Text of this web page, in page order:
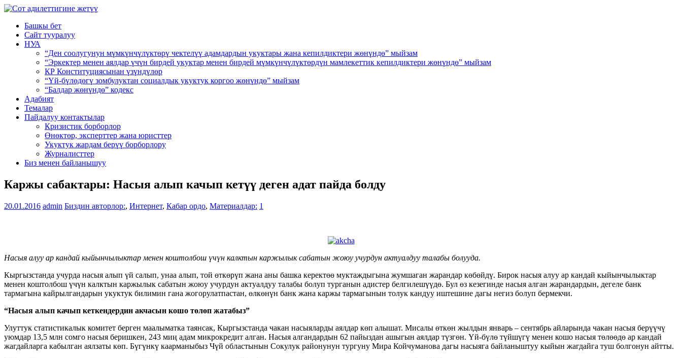
Башкы бет
Сайт тууралуу
НУА
“Ден соолугунун мүмкүнчүлүктөрү чектелүү адамдардын укуктары жана кепилдиктери жөнүндө” мыйзам
“Эркектер менен аялдар үчүн бирдей укуктар менен бирдей мүмкүнчүлүктөрдүн мамлекеттик кепилдиктери жөнүндө” мыйзам
КР Конституциясынан үзүндүлөр
“Үй-бүлөдөгү зомбулуктан социалдык укуктук коргоо жөнүндө” мыйзам
“Балдар жөнүндө” кодекс
Адабият
Темалар
Пайдалуу контактылар
Кризистик борборлор
Өнөктөр, эксперттер жана юристтер
Укуктук жардам берүү борборлору
Журналисттер
Биз менен байланышуу
Каржы сабактары: Насыя алып качып кетүү деген адат пайда болду
20.01.2016 admin Биздин авторлор:, Интернет, Кабар ордо, Материалдар: 1
Насыя алуу ар кандай кыйынчылыктар менен коштолбош үчүн калктын каржылык сабатын жоюу учурдун актуалдуу талабы болууда.
Кыргызстанда учурда насыя алып үй салып, унаа алып, той өткөрүп жана аны башка керектөө муктаждыгына жумшаган жарандар көбөйдү. Бирок насыя алуу ар кандай кыйынчылыктар
менен коштолбош үчүн калктын каржылык сабатын жоюу учурдун актуалдуу талабы болуп турганын адистер белгилешүүдө. Бул өз кезегинде насыя алган жарандардын, дегеле банк
тармагына кайрылгандарын укуктук билимин гана жогорулатпастан, өлкөнүн банк жана каржы тармагынын толук кандуу иштешине дагы негиз болуп бермекчи.
“Насыя алып качып кеткендердин акчасын кошо төлөп жатабыз”
Улуттук статистикалык комитет берген маалыматка таянсак, Кыргызстанда чакан насыяларды аялдар көп алышат. Мисалы өткөн жылдын январь – сентябрь айларында чакан насыя берүүчү
уюмдар 13,5 млн сомго насыя беришкен, 243 миң адам микрокредит алган. Насыя алгандардын 62 пайыздан ашыгын аялдар түзгөн. Үй-бүлө түйшүгү менен кошо насыя төлөөдө ар кандай
жагдайларга кабылган аялзаты көп. Бүгүнкү каарманыбыз Чүй областынын Сокулук районунун тургуну Мира Койчуманова дагы насыяга байланыштуу кыйын жагдайга туш болгонун айтты.